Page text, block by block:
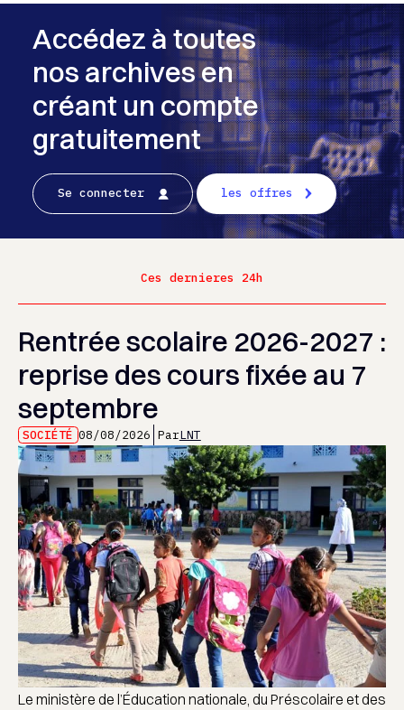
Accédez à toutes
nos archives en
créant un compte
gratuitement
Se connecter les offres
Ces dernieres 24h
Rentrée scolaire 2026-2027 :
reprise des cours fixée au 7
septembre
SOCIÉTÉ 08/08/2026 ParLNT
Le ministère de l’Éducation nationale, du Préscolaire et des